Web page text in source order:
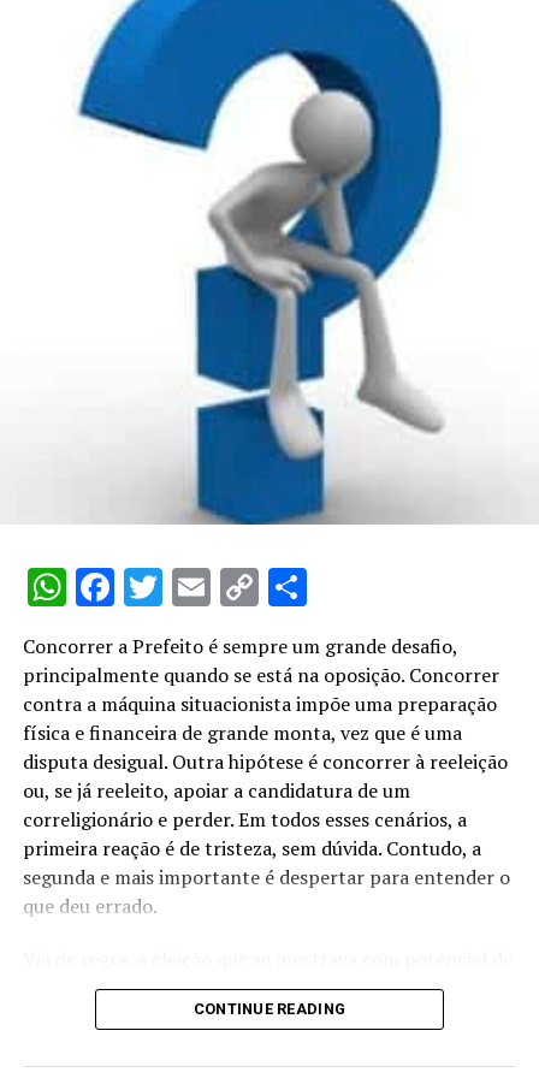
de nomeação pelo presidente da República, sujeito à
aprovação prévia do Senado Federal.
Candidatos com cargos ligados à segurança pública
também precisam deixar as funções seis meses antes do
pleito. São eles, os chefe do Estado-Maior das Forças
Armadas; chefes do Estado-Maior da Marinha, do
Exército e da Aeronáutica; comandantes do Exército,
Marinha e Aeronáutica; e, ainda, o diretor-geral do
Departamento de Polícia Federal.
O mesmo prazo de seis meses vale para dirigentes de
algumas empresas, como por exemplo, presidentes,
diretores e superintendentes de autarquias, empresas
públicas, sociedades de economia mista e fundações
públicas e as mantidas pelo poder público; cargo de
nacional; controladores de empresas com condições
monopolísticas, que devem comprovar o afastamento
Eleitoral; presidente de sociedades com objetivos
publicamente apelo à poupança e ao crédito; e de
pessoas jurídicas ou empresa que mantenha contrato de
execução de obras, de prestação de serviços ou de
fornecimento de bens com órgão do Poder Público.
Já candidatos que ocupam cargo de direção em
entidades mantidas por contribuições impostas pelo
poder público ou com recursos arrecadados e
repassados pela Previdência Social precisam deixar a
função somente em junho, quatro meses, portanto,
públicos em geral, da União, Estados e Municípios, vez
WhatsApp
Facebook
Twitter
Email
CopyShare
Concorrer a Prefeito é sempre um grande desafio,
principalmente quando se está na oposição. Concorrer
contra a máquina situacionista impõe uma preparação
física e financeira de grande monta, vez que é uma
disputa desigual. Outra hipótese é concorrer à reeleição
ou, se já reeleito, apoiar a candidatura de um
correligionário e perder. Em todos esses cenários, a
primeira reação é de tristeza, sem dúvida. Contudo, a
segunda e mais importante é despertar para entender o
que deu errado.
vitória é perdida na última semana que antecede ao
pleito. Quando não, da véspera até o encerramento da
CONTINUE READING